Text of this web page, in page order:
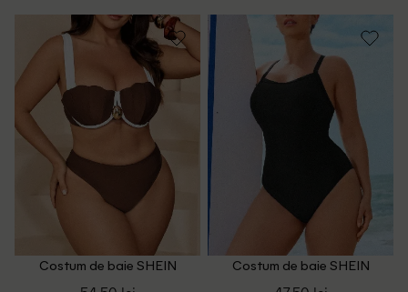
Costum de baie SHEIN
Costum de baie SHEIN